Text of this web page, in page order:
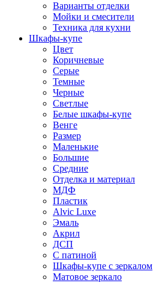
Варианты отделки
Мойки и смесители
Техника для кухни
Шкафы-купе
Цвет
Коричневые
Серые
Темные
Черные
Светлые
Белые шкафы-купе
Венге
Размер
Маленькие
Большие
Средние
Отделка и материал
МДФ
Пластик
Alvic Luxe
Эмаль
Акрил
ДСП
С патиной
Шкафы-купе с зеркалом
Матовое зеркало